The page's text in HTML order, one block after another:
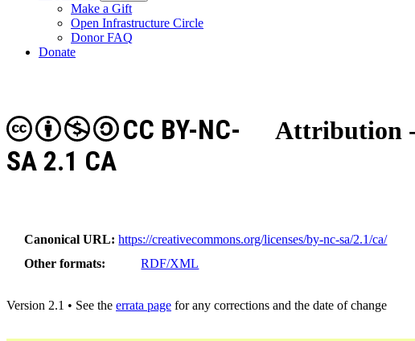
Make a Gift
Open Infrastructure Circle
Donor FAQ
Donate
Attribution -
CC BY-NC-
SA 2.1 CA
Canonical URL
https://creativecommons.org/licenses/by-nc-sa/2.1/ca/
Other formats
RDF/XML
Version 2.1 • See the errata page for any corrections and the date of change